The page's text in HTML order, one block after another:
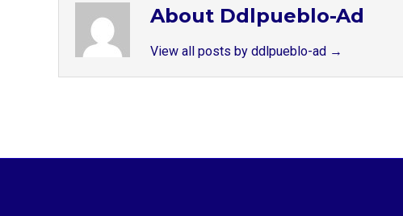
About Ddlpueblo-Ad
View all posts by ddlpueblo-ad →